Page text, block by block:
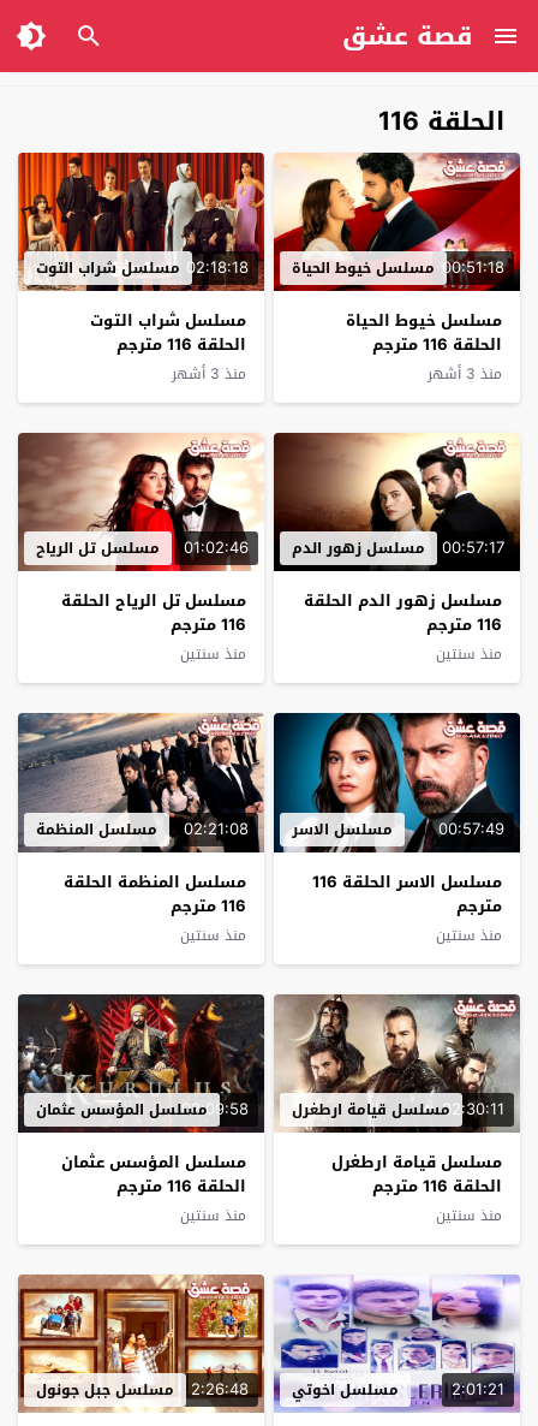
قصة عشق
الحلقة 116
00:51:18 مسلسل خيوط الحياة
مسلسل خيوط الحياة
الحلقة 116 مترجم
منذ 3 أشهر
02:18:18 مسلسل شراب التوت
مسلسل شراب التوت
الحلقة 116 مترجم
منذ 3 أشهر
00:57:17 مسلسل زهور الدم
مسلسل زهور الدم الحلقة
116 مترجم
منذ سنتين
01:02:46 مسلسل تل الرياح
مسلسل تل الرياح الحلقة
116 مترجم
منذ سنتين
00:57:49 مسلسل الاسر
مسلسل الاسر الحلقة 116
مترجم
منذ سنتين
02:21:08 مسلسل المنظمة
مسلسل المنظمة الحلقة
116 مترجم
منذ سنتين
02:30:11مسلسل قيامة ارطغرل
مسلسل قيامة ارطغرل
الحلقة 116 مترجم
منذ سنتين
02:09:58مسلسل المؤسس عثمان
مسلسل المؤسس عثمان
الحلقة 116 مترجم
منذ سنتين
2:01:21 مسلسل اخوتي 2:26:48 مسلسل جبل جونول